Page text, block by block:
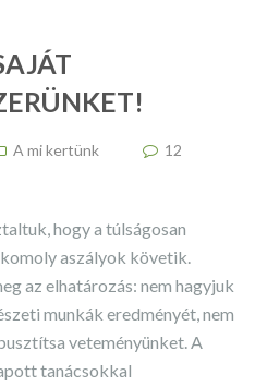
A mi kertünk
12
hogy a túlságosan
aszályok követik.
az elhatározás: nem hagyjuk
munkák eredményét, nem
veteményünket. A
tanácsokkal